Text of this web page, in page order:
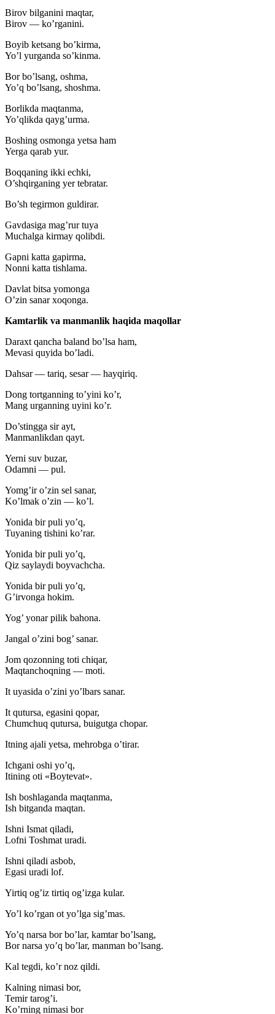
Birov bilganini maqtar,
Birov — ko’rganini.
Boyib ketsang bo’kirma,
Yo’l yurganda so’kinma.
Bor bo’lsang, oshma,
Yo’q bo’lsang, shoshma.
Borlikda maqtanma,
Yo’qlikda qayg’urma.
Boshing osmonga yetsa ham
Yerga qarab yur.
Boqqaning ikki echki,
O’shqirganing yer tebratar.
Bo’sh tegirmon guldirar.
Gavdasiga mag’rur tuya
Muchalga kirmay qolibdi.
Gapni katta gapirma,
Nonni katta tishlama.
Davlat bitsa yomonga
O’zin sanar xoqonga.
Kamtarlik va manmanlik haqida maqollar
Daraxt qancha baland bo’lsa ham,
Mevasi quyida bo’ladi.
Dahsar — tariq, sesar — hayqiriq.
Dong tortganning to’yini ko’r,
Mang urganning uyini ko’r.
Do’stingga sir ayt,
Manmanlikdan qayt.
Yerni suv buzar,
Odamni — pul.
Yomg’ir o’zin sel sanar,
Ko’lmak o’zin — ko’l.
Yonida bir puli yo’q,
Tuyaning tishini ko’rar.
Yonida bir puli yo’q,
Qiz saylaydi boyvachcha.
Yonida bir puli yo’q,
G’irvonga hokim.
Yog’ yonar pilik bahona.
Jangal o’zini bog’ sanar.
Jom qozonning toti chiqar,
Maqtanchoqning — moti.
It uyasida o’zini yo’lbars sanar.
It qutursa, egasini qopar,
Chumchuq qutursa, buigutga chopar.
Itning ajali yetsa, mehrobga o’tirar.
Ichgani oshi yo’q,
Itining oti «Boytevat».
Ish boshlaganda maqtanma,
Ish bitganda maqtan.
Ishni Ismat qiladi,
Lofni Toshmat uradi.
Ishni qiladi asbob,
Egasi uradi lof.
Yirtiq og’iz tirtiq og’izga kular.
Yo’l ko’rgan ot yo’lga sig’mas.
Yo’q narsa bor bo’lar, kamtar bo’lsang,
Bor narsa yo’q bo’lar, manman bo’lsang.
Kal tegdi, ko’r noz qildi.
Kalning nimasi bor,
Temir tarog’i.
Ko’rning nimasi bor